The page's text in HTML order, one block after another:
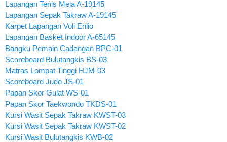
Lapangan Tenis Meja A-19145
Lapangan Sepak Takraw A-19145
Karpet Lapangan Voli Enlio
Lapangan Basket Indoor A-65145
Bangku Pemain Cadangan BPC-01
Scoreboard Bulutangkis BS-03
Matras Lompat Tinggi HJM-03
Scoreboard Judo JS-01
Papan Skor Gulat WS-01
Papan Skor Taekwondo TKDS-01
Kursi Wasit Sepak Takraw KWST-03
Kursi Wasit Sepak Takraw KWST-02
Kursi Wasit Bulutangkis KWB-02